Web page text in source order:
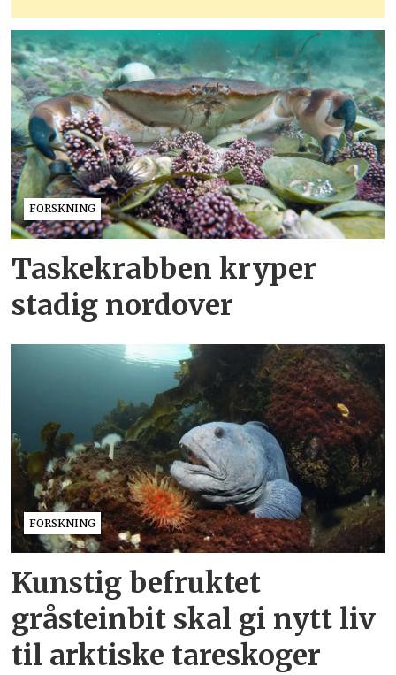
FORSKNING
Taskekrabben kryper
stadig nordover
FORSKNING
Kunstig befruktet
gråsteinbit skal gi nytt liv
til arktiske tareskoger